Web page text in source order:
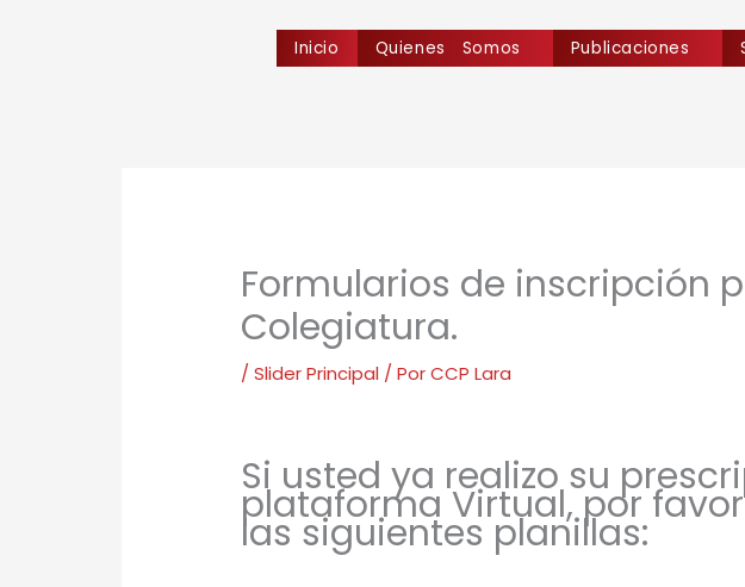
Inicio Quienes Somos Publicaciones
Formularios de inscripción
Colegiatura.
/Slider Principal / PorCCP Lara
Si usted ya realizo su
plataforma Virtual, por
las siguientes planillas: